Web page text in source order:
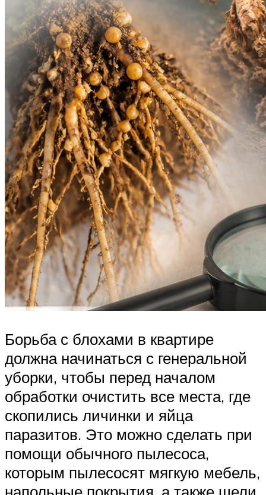
Борьба с блохами в квартире
должна начинаться с генеральной
уборки, чтобы перед началом
обработки очистить все места, где
скопились личинки и яйца
паразитов. Это можно сделать при
помощи обычного пылесоса,
которым пылесосят мягкую мебель,